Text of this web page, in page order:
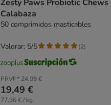
Zesty Paws Probiotic Chews
Calabaza
50 comprimidos masticables
PRVP* 24,99 €
19,49 €
77,96 € / kg
Valorar: 5/5 (2)